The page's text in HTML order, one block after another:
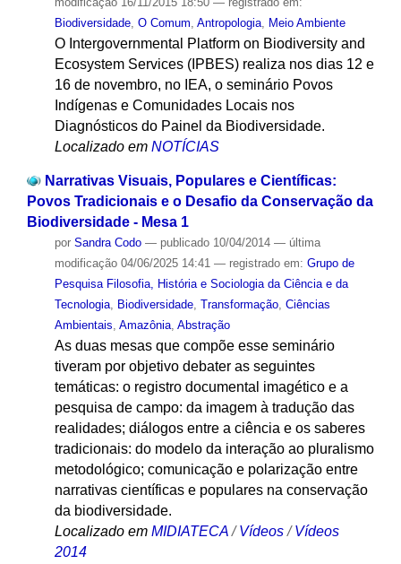
Biodiversidade, O Comum Antropologia, Meio Ambiente
O Intergovernmental Platform on Biodiversity and
Ecosystem Services (IPBES) realiza nos dias 12 e
16 de novembro, no IEA, o seminário Povos
Indígenas e Comunidades Locais nos
Diagnósticos do Painel da Biodiversidade.
Localizado em NOTÍCIAS
Narrativas Visuais, Populares e Científicas:
Povos Tradicionais e o Desafio da Conservação da
Biodiversidade - Mesa 1
por Sandra Codo — publicado10/04/2014 — última
modificação04/06/2025 14:41 — registrado em: Grupo de
Pesquisa Filosofia, História e Sociologia da Ciência e da
Tecnologia, Biodiversidade, Transformação, Ciências
Ambientais, Amazônia, Abstração
As duas mesas que compõe esse seminário
tiveram por objetivo debater as seguintes
temáticas: o registro documental imagético e a
pesquisa de campo: da imagem à tradução das
realidades; diálogos entre a ciência e os saberes
tradicionais: do modelo da interação ao pluralismo
metodológico; comunicação e polarização entre
narrativas científicas e populares na conservação
da biodiversidade.
Localizado em MIDIATECA / Vídeos / Vídeos
2014